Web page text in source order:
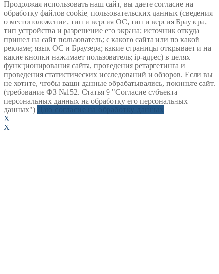
Продолжая использовать наш сайт, вы даете согласие на
обработку файлов cookie, пользовательских данных (сведения
о местоположении; тип и версия ОС; тип и версия Браузера;
тип устройства и разрешение его экрана; источник откуда
пришел на сайт пользователь; с какого сайта или по какой
рекламе; язык ОС и Браузера; какие страницы открывает и на
какие кнопки нажимает пользователь; ip-адрес) в целях
функционирования сайта, проведения ретаргетинга и
проведения статистических исследований и обзоров. Если вы
не хотите, чтобы ваши данные обрабатывались, покиньте сайт.
(требование ФЗ №152. Статья 9 "Согласие субъекта
персональных данных на обработку его персональных
данных")
X
X